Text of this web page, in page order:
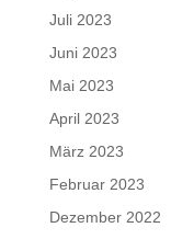
Juli 2023
Juni 2023
Mai 2023
April 2023
März 2023
Februar 2023
Dezember 2022